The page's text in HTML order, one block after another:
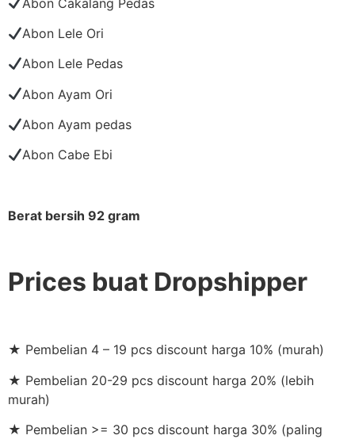
Abon Lele Ori
Abon Lele Pedas
Abon Ayam Ori
Abon Ayam pedas
Abon Cabe Ebi
Berat bersih 92 gram
Prices buat Dropshipper
★ Pembelian 4 – 19 pcs discount harga 10% (murah)
★ Pembelian 20-29 pcs discount harga 20% (lebih
murah)
★ Pembelian >= 30 pcs discount harga 30% (paling